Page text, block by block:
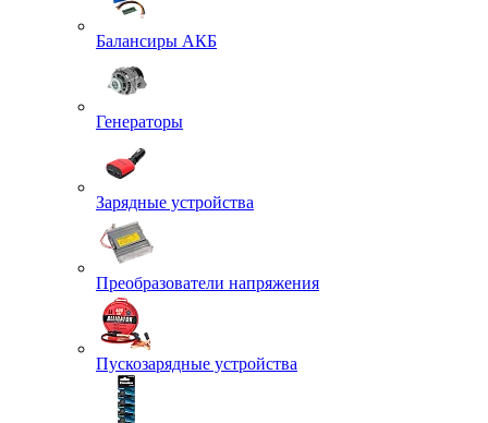
Балансиры АКБ
Генераторы
Зарядные устройства
Преобразователи напряжения
Пускозарядные устройства